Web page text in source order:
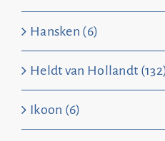
Hansken (6)
Heldt van Hollandt
Ikoon (6)